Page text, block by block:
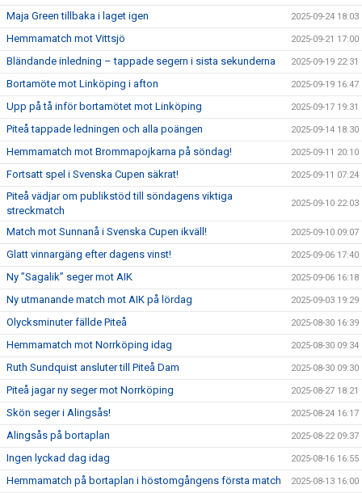
Maja Green tillbaka i laget igen 2025-09-24 18:03
Hemmamatch mot Vittsjö 2025-09-21 17:00
Bländande inledning – tappade segern i sista sekunderna 2025-09-19 22:31
Bortamöte mot Linköping i afton 2025-09-19 16:47
Upp på tå inför bortamötet mot Linköping 2025-09-17 19:31
Piteå tappade ledningen och alla poängen 2025-09-14 18:30
Hemmamatch mot Brommapojkarna på söndag! 2025-09-11 20:10
Fortsatt spel i Svenska Cupen säkrat! 2025-09-11 07:24
Piteå vädjar om publikstöd till söndagens viktiga
streckmatch
2025-09-10 22:03
Match mot Sunnanå i Svenska Cupen ikväll! 2025-09-10 09:07
Glatt vinnargäng efter dagens vinst! 2025-09-06 17:40
Ny ”Sagalik” seger mot AIK 2025-09-06 16:18
Ny utmanande match mot AIK på lördag 2025-09-03 19:29
Olycksminuter fällde Piteå 2025-08-30 16:39
Hemmamatch mot Norrköping idag 2025-08-30 09:34
Ruth Sundquist ansluter till Piteå Dam 2025-08-30 09:30
Piteå jagar ny seger mot Norrköping 2025-08-27 18:21
Skön seger i Alingsås! 2025-08-24 16:17
Alingsås på bortaplan 2025-08-22 09:37
Ingen lyckad dag idag 2025-08-16 16:55
Hemmamatch på bortaplan i höstomgångens första match 2025-08-13 16:00